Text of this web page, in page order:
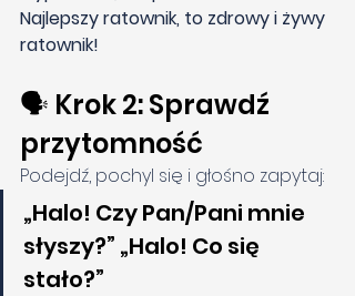
Najlepszy ratownik, to zdrowy i żywy
ratownik!
🗣️ Krok 2: Sprawdź
przytomność
Podejdź, pochyl się i głośno zapytaj:
„Halo! Czy Pan/Pani mnie
słyszy?” „Halo! Co się
stało?”